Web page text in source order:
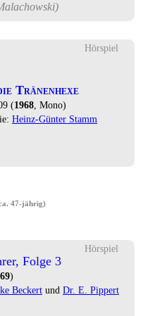
)
Hörspiel
Tränenhexe
(1968 , Mono)
Heinz-Günter Stamm
47-jährig)
Hörspiel
Folge 3
)
Beckert und Dr. E. Pippert